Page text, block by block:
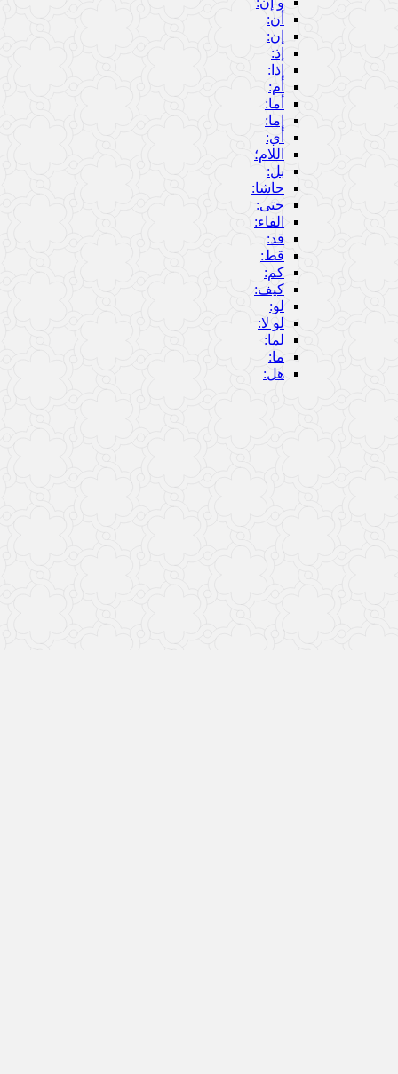
أن:
إن:
إذ:
إذا:
أم:
أما:
إما:
أي:
اللام؛
بل:
حاشا:
حتى:
الفاء:
قد:
قط:
كم:
كيف:
لو:
لو لا:
لما:
ما:
هل: